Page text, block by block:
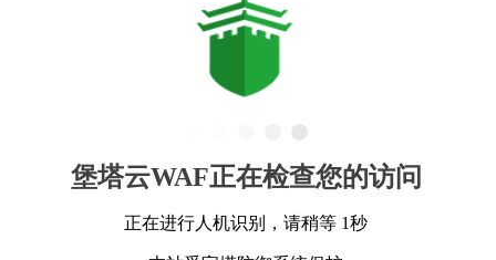
堡塔云WAF正在检查您的访问
正在进行人机识别，请稍等 1秒